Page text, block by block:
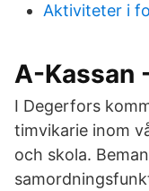
Aktiviteter i
A-Kassan
I Degerfors
timvikarie inom
och skola.